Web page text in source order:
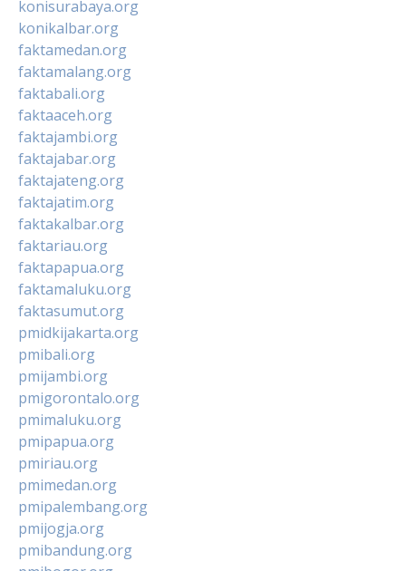
konisurabaya.org
konikalbar.org
faktamedan.org
faktamalang.org
faktabali.org
faktaaceh.org
faktajambi.org
faktajabar.org
faktajateng.org
faktajatim.org
faktakalbar.org
faktariau.org
faktapapua.org
faktamaluku.org
faktasumut.org
pmidkijakarta.org
pmibali.org
pmijambi.org
pmigorontalo.org
pmimaluku.org
pmipapua.org
pmiriau.org
pmimedan.org
pmipalembang.org
pmijogja.org
pmibandung.org